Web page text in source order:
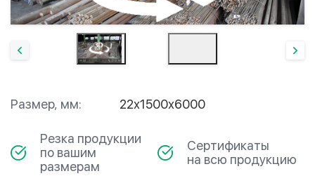
Размер, мм: 22х1500х6000
Резка продукции
по вашим
размерам
Сертификаты
на всю продукцию